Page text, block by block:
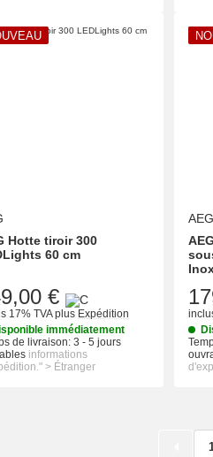
Hotte tiroir 300
60 cm
€
17% TVAplus Expédition
immédiatement
de livraison: 3 - 5 jours
informations
> Étranger
AEG